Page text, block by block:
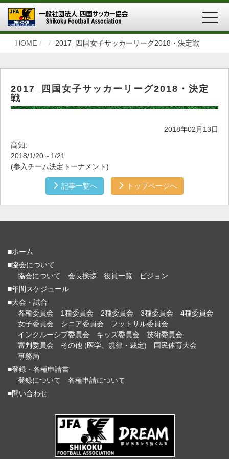
HOME 2017_四国女子サッカーリーグ2018・決定戦
2017_四国女子サッカーリーグ2018・決定
戦
2018年02月13日
高知:
2018/1/20～1/21
(参入チーム決定トーナメント)
記事一覧へ トップページへ
■ホーム
■協会について
協会について
会長挨拶 役員一覧
ビジョン
■年間スケジュール
■大会・試合
各種委員会
1種委員会 2種委員会 3種委員会
4種委員会
女子委員会
シニア委員会
フットサル委員会
インクルーシブ委員会
キッズ委員会
技術委員会
審判委員会
その他 (医学、規律・裁定)
国民体育大会
事務局
■登録・各種申請書
登録について
各種申請について
■問い合わせ